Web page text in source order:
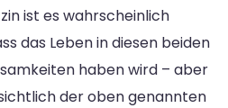
ist es wahrscheinlich
das Leben in diesen beiden
haben wird – aber
der oben genannten